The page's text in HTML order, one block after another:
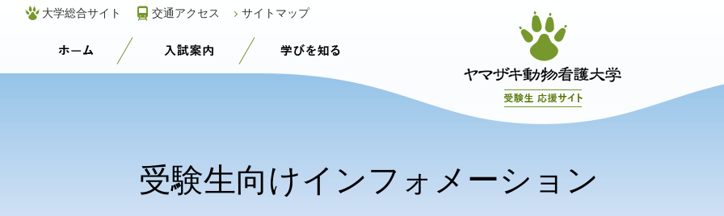
大学総合サイト 交通アクセス サイトマップ
受験生応援サイト 入試案内
受験生向けインフォメーション